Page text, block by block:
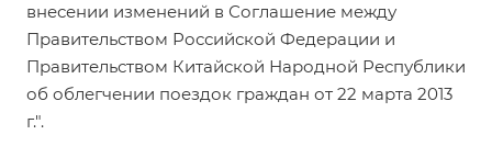
внесении изменений в Соглашение между
Правительством Российской Федерации и
Правительством Китайской Народной Республики
об облегчении поездок граждан от 22 марта 2013
г.".